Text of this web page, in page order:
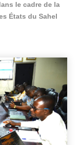
le cadre de la
États du Sahel